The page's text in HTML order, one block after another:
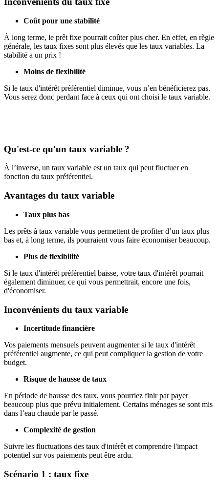
Coût pour une stabilité
À long terme, le prêt fixe pourrait coûter plus cher. En effet, en règle
générale, les taux fixes sont plus élevés que les taux variables. La
stabilité a un prix !
Moins de flexibilité
Si le taux d'intérêt préférentiel diminue, vous n’en bénéficierez pas.
Vous serez donc perdant face à ceux qui ont choisi le taux variable.
Qu'est-ce qu'un taux variable ?
À l’inverse, un taux variable est un taux qui peut fluctuer en
fonction du taux préférentiel.
Avantages du taux variable
Taux plus bas
Les prêts à taux variable vous permettent de profiter d’un taux plus
bas et, à long terme, ils pourraient vous faire économiser beaucoup.
Plus de flexibilité
Si le taux d'intérêt préférentiel baisse, votre taux d'intérêt pourrait
également diminuer, ce qui vous permettrait, encore une fois,
d'économiser.
Inconvénients du taux variable
Incertitude financière
Vos paiements mensuels peuvent augmenter si le taux d'intérêt
préférentiel augmente, ce qui peut compliquer la gestion de votre
budget.
Risque de hausse de taux
En période de hausse des taux, vous pourriez finir par payer
beaucoup plus que prévu initialement. Certains ménages se sont mis
dans l’eau chaude par le passé.
Complexité de gestion
Suivre les fluctuations des taux d'intérêt et comprendre l'impact
potentiel sur vos paiements peut être ardu.
Scénario 1 : taux fixe